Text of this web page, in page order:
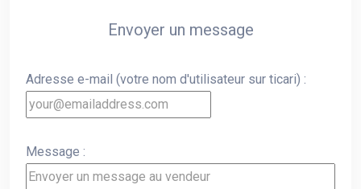
Envoyer un message
Adresse e-mail (votre nom d'utilisateur sur ticari) :
Message :